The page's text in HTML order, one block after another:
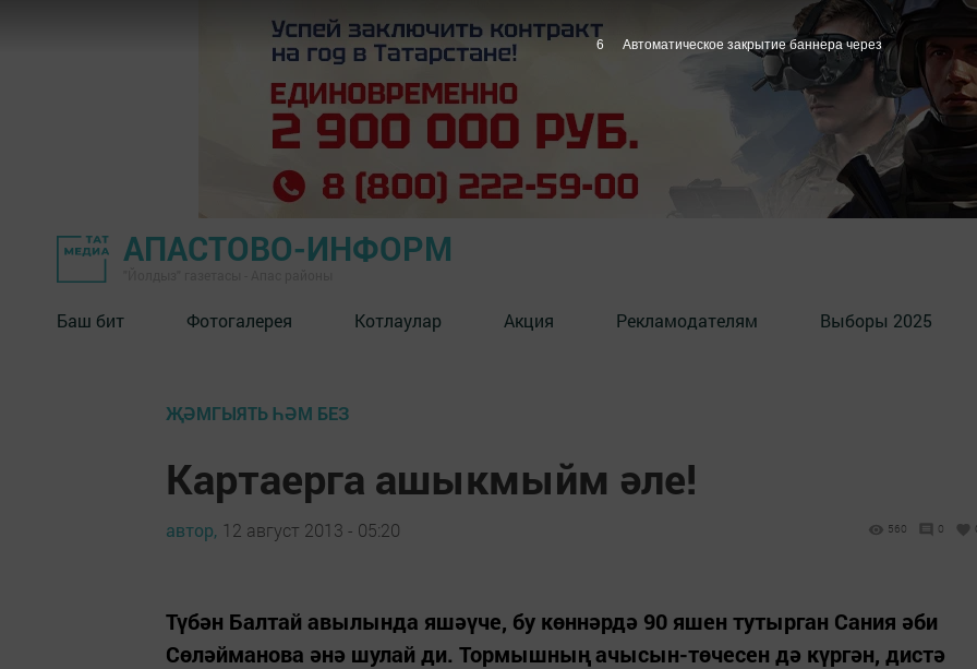
АПАСТОВО-ИНФОРМ
Баш бит Фотогалерея Котлаулар Акция Рекламодателям Выборы 2025
ҖӘМГЫЯТЬ ҺӘМ БЕЗ
Картаерга ашыкмыйм әле!
автор, 12 август 2013 - 05:20 560 0
Түбән Балтай авылында яшәүче, бу көннәрдә 90 яшен тутырган Сания әби
Сөләйманова әнә шулай ди. Тормышның ачысын-төчесен дә күргән, дистә
5 Автоматическое закрытие баннера через